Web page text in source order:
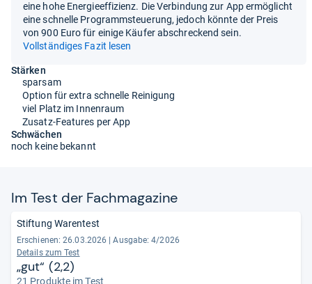
eine hohe Energieeffizienz. Die Verbindung zur App ermöglicht
eine schnelle Programmsteuerung, jedoch könnte der Preis
von 900 Euro für einige Käufer abschreckend sein.
Vollständiges Fazit lesen
Stärken
sparsam
Option für extra schnelle Reinigung
viel Platz im Innenraum
Zusatz-Features per App
Schwächen
noch keine bekannt
Im Test der Fach­ma­ga­zine
Stiftung Warentest
Erschienen:26.03.2026
Ausgabe: 4/2026
Details zum Test
„gut“ (2,2)
21 Produkte im Test